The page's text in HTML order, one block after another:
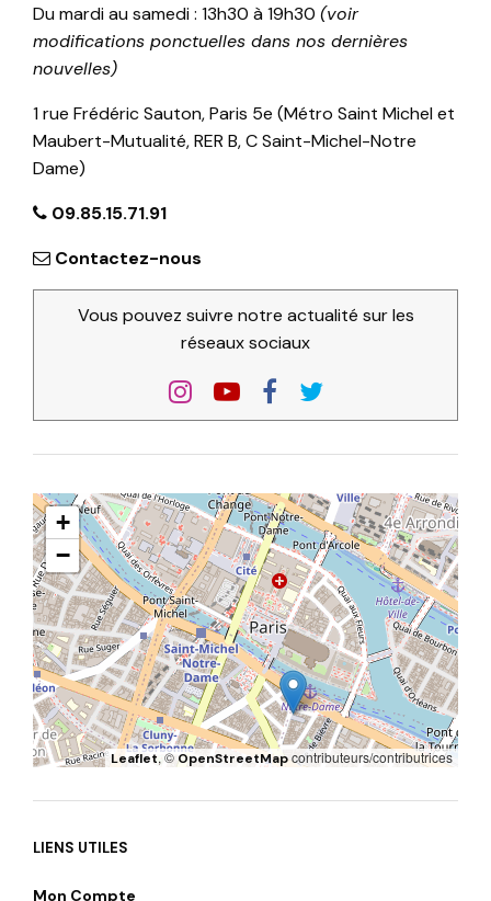
Du mardi au samedi : 13h30 à 19h30 (voir
modifications ponctuelles dans nos dernières
nouvelles)
1 rue Frédéric Sauton, Paris 5e (Métro Saint Michel et
Maubert-Mutualité, RER B, C Saint-Michel-Notre
Dame)
09.85.15.71.91
Contactez-nous
Vous pouvez suivre notre actualité sur les
réseaux sociaux
+
−
Leaflet, ©OpenStreetMapcontributeurs/contributrices
LIENS UTILES
Mon Compte